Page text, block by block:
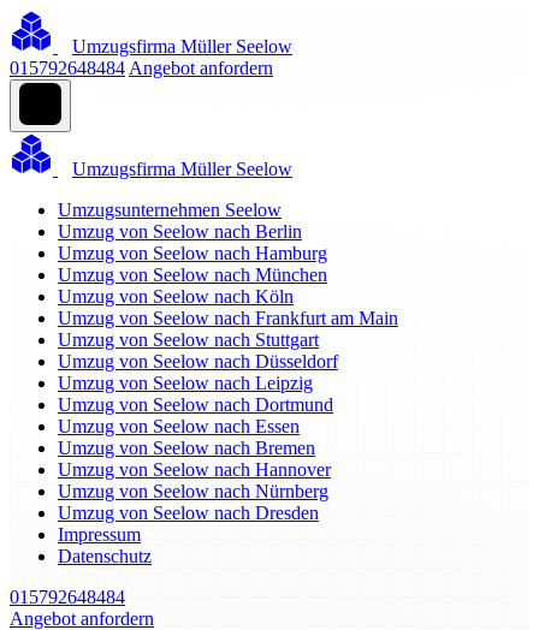
Umzugsfirma Müller Seelow
015792648484 Angebot anfordern
Umzugsfirma Müller Seelow
Umzugsunternehmen Seelow
Umzug von Seelow nach Berlin
Umzug von Seelow nach Hamburg
Umzug von Seelow nach München
Umzug von Seelow nach Köln
Umzug von Seelow nach Frankfurt am Main
Umzug von Seelow nach Stuttgart
Umzug von Seelow nach Düsseldorf
Umzug von Seelow nach Leipzig
Umzug von Seelow nach Dortmund
Umzug von Seelow nach Essen
Umzug von Seelow nach Bremen
Umzug von Seelow nach Hannover
Umzug von Seelow nach Nürnberg
Umzug von Seelow nach Dresden
Impressum
Datenschutz
015792648484
Angebot anfordern